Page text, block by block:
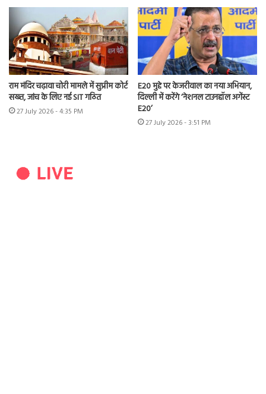
राम मंदिर चढ़ावा चोरी मामले में सुप्रीम कोर्ट
सख्त, जांच के लिए नई SIT गठित
27 July 2026 - 4:35 PM
E20 मुद्दे पर केजरीवाल का नया अभियान,
दिल्ली में करेंगे ‘नेशनल टाउनहॉल अगेंस्ट
E20’
27 July 2026 - 3:51 PM